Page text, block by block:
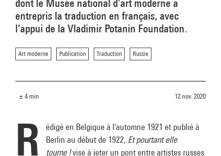
dont le Musée national d’art moderne a
entrepris la traduction en français, avec
l’appui de la Vladimir Potanin Foundation.
Art moderne Publication Traduction Russie
± 4 min 12 nov. 2020
R
édigé en Belgique à l'automne 1921 et publié à
Berlin au début de 1922, Et pourtant elle
tourne !vise à jeter un pont entre artistes russes